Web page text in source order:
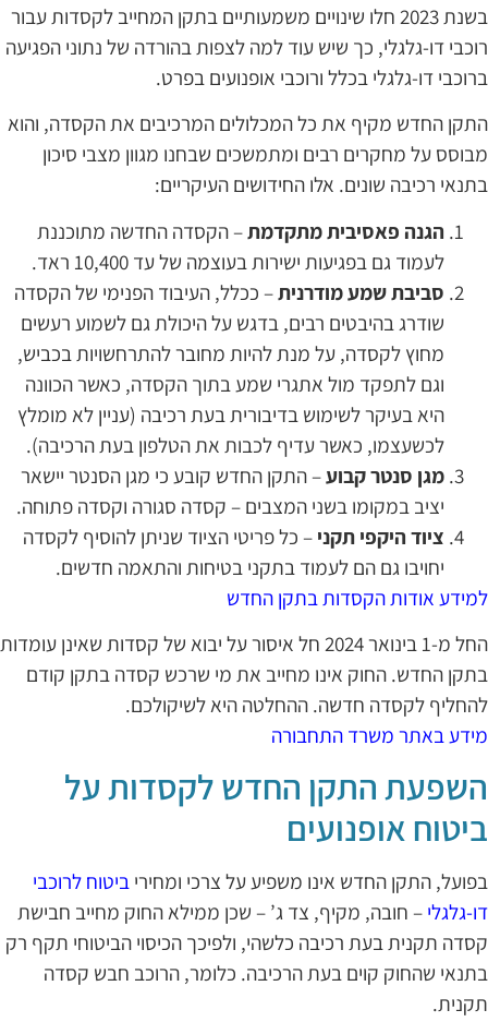
בשנת 2023 חלו שינויים משמעותיים בתקן המחייב לקסדות עבור
דו-גלגלי, כך שיש עוד למה לצפות בהורדה של נתוני הפגיעה
דו-גלגלי בכלל ורוכבי אופנועים בפרט.
החדש מקיף את כל המכלולים המרכיבים את הקסדה, והוא
על מחקרים רבים ומתמשכים שבחנו מגוון מצבי סיכון
רכיבה שונים. אלו החידושים העיקריים:
הגנה פאסיבית מתקדמת– הקסדה החדשה מתוכננת
לעמוד גם בפגיעות ישירות בעוצמה של עד 10,400 ראד.
סביבת שמע מודרנית– ככלל, העיבוד הפנימי של הקסדה
שודרג בהיבטים רבים, בדגש על היכולת גם לשמוע רעשים
מחוץ לקסדה, על מנת להיות מחובר להתרחשויות בכביש,
וגם לתפקד מול אתגרי שמע בתוך הקסדה, כאשר הכוונה
היא בעיקר לשימוש בדיבורית בעת רכיבה (עניין לא מומלץ
לכשעצמו, כאשר עדיף לכבות את הטלפון בעת הרכיבה).
מגן סנטר קבוע– התקן החדש קובע כי מגן הסנטר יישאר
יציב במקומו בשני המצבים – קסדה סגורה וקסדה פתוחה.
ציוד היקפי תקני– כל פריטי הציוד שניתן להוסיף לקסדה
יחויבו גם הם לעמוד בתקני בטיחות והתאמה חדשים.
אודות הקסדות בתקן החדש
החל מ-1 בינואר 2024 חל איסור על יבוא של קסדות שאינן עומדות
החדש. החוק אינו מחייב את מי שרכש קסדה בתקן קודם
לקסדה חדשה. ההחלטה היא לשיקולכם.
באתר משרד התחבורה
התקן החדש לקסדות על
אופנועים
התקן החדש אינו משפיע על צרכי ומחיריביטוח לרוכבי
גלגלי– חובה, מקיף, צד ג’ – שכן ממילא החוק מחייב חבישת
תקנית בעת רכיבה כלשהי, ולפיכך הכיסוי הביטוחי תקף רק
שהחוק קוים בעת הרכיבה. כלומר, הרוכב חבש קסדה